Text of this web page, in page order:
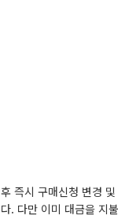
즉시 구매신청 변경
. 다만 이미 대금을 지